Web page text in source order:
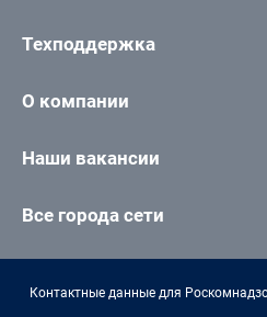
Техподдержка
О компании
Наши вакансии
Все города сети
Контактные данные для